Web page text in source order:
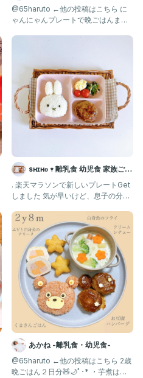
@65haruto ←他の投稿はこちら に
ゃんにゃんプレートで晩ごはんまと
sʜɪʜᴏ 𖥧 離乳食 幼児食 家族ごは
ん
. 楽天マラソンで新しいプレートGet
しました 気が早いけど、息子の分も
あかね -離乳食・幼児食-
@65haruto ←他の投稿はこちら 2歳
晩ごはん２日分🧸🌙ﾟ･* ・芋煮は離